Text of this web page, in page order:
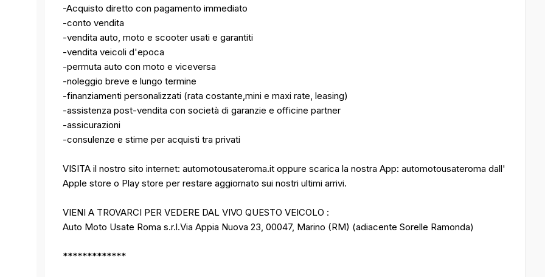
-Acquisto diretto con pagamento immediato
-conto vendita
-vendita auto, moto e scooter usati e garantiti
-vendita veicoli d'epoca
-permuta auto con moto e viceversa
-noleggio breve e lungo termine
-finanziamenti personalizzati (rata costante,mini e maxi rate, leasing)
-assistenza post-vendita con società di garanzie e officine partner
-assicurazioni
-consulenze e stime per acquisti tra privati
VISITA il nostro sito internet: automotousateroma.it oppure scarica la nostra App: automotousateroma dall'
Apple store o Play store per restare aggiornato sui nostri ultimi arrivi.
VIENI A TROVARCI PER VEDERE DAL VIVO QUESTO VEICOLO :
Auto Moto Usate Roma s.r.l.Via Appia Nuova 23, 00047, Marino (RM) (adiacente Sorelle Ramonda)
*************